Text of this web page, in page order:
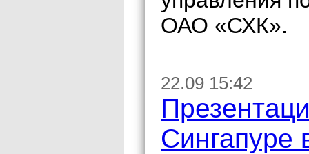
ОАО «СХК».
22.09 15:42
Сингапуре